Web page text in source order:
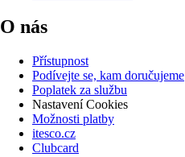
O nás
Přístupnost
Podívejte se, kam doručujeme
Poplatek za službu
Nastavení Cookies
Možnosti platby
itesco.cz
Clubcard